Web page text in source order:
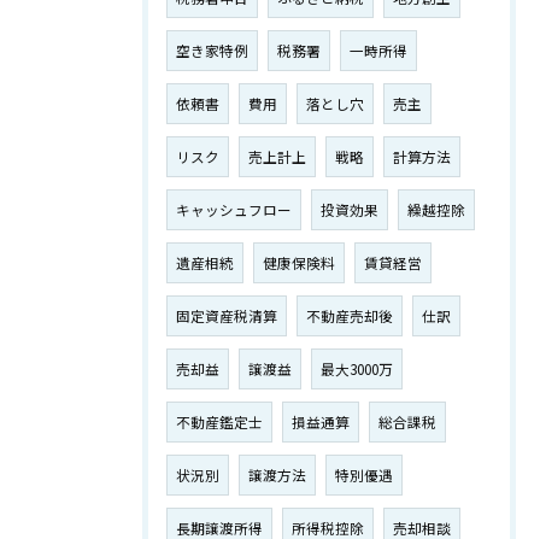
空き家特例 税務署 一時所得
依頼書 費用 落とし穴 売主
リスク 売上計上 戦略 計算方法
キャッシュフロー 投資効果 繰越控除
遺産相続 健康保険料 賃貸経営
固定資産税清算 不動産売却後 仕訳
売却益 譲渡益 最大3000万
不動産鑑定士 損益通算 総合課税
状況別 譲渡方法 特別優遇
長期譲渡所得 所得税控除 売却相談